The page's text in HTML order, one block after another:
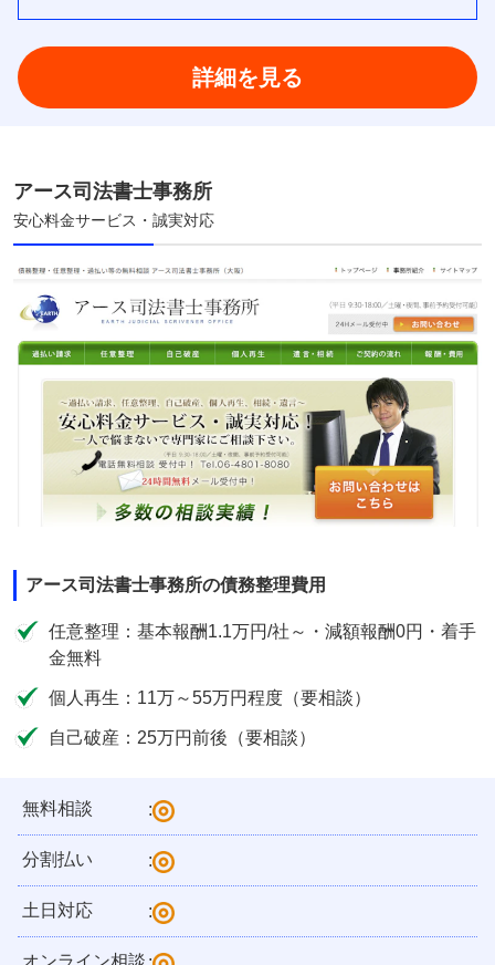
詳細を見る
アース司法書士事務所
安心料金サービス・誠実対応
アース司法書士事務所の債務整理費用
任意整理：基本報酬1.1万円/社～・減額報酬0円・着手
金無料
個人再生：11万～55万円程度（要相談）
自己破産：25万円前後（要相談）
無料相談 :
分割払い :
土日対応 :